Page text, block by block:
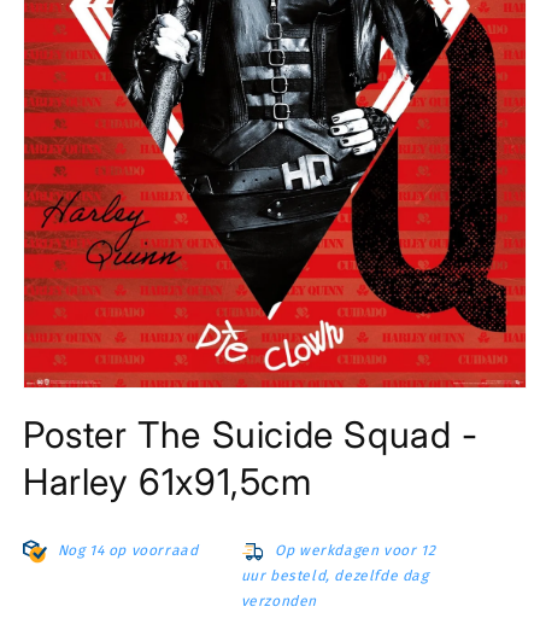
openen
in
modaal
Poster The Suicide Squad -
Harley 61x91,5cm
Nog 14 op voorraad
Op werkdagen voor 12
uur besteld, dezelfde dag
verzonden